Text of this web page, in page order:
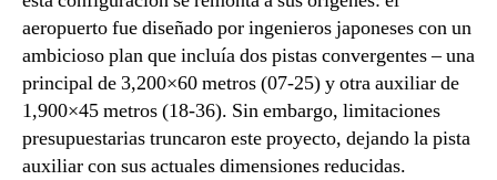
aeropuerto fue diseñado por ingenieros japoneses con un
ambicioso plan que incluía dos pistas convergentes – una
principal de 3,200×60 metros (07-25) y otra auxiliar de
1,900×45 metros (18-36). Sin embargo, limitaciones
presupuestarias truncaron este proyecto, dejando la pista
auxiliar con sus actuales dimensiones reducidas.